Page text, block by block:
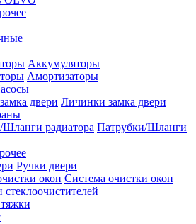
Аккумуляторы
Амортизаторы
Личинки замка двери
Патрубки/Шланги
Ручки двери
Система очистки окон